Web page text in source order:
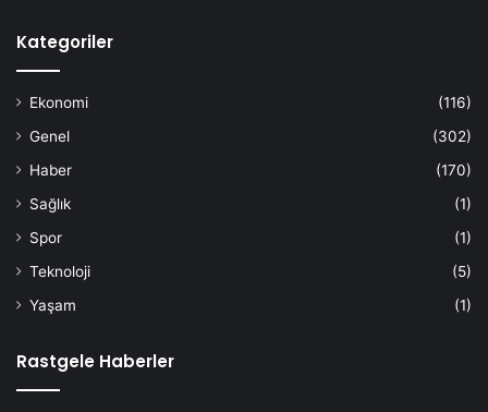
Kategoriler
Ekonomi
(116)
Genel
(302)
Haber
(170)
Sağlık
(1)
Spor
(1)
Teknoloji
(5)
Yaşam
(1)
Rastgele Haberler